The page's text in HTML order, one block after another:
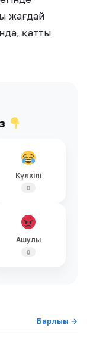
жағдай
қатты
Күлкілі
0
Ашулы
0
Барлығы →